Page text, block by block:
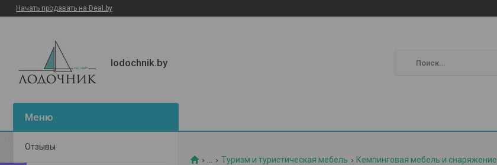
Начать продавать на Deal.by
lodochnik.by
Туризм и туристическая мебель Кемпинговая мебель и снаряжение
Отзывы